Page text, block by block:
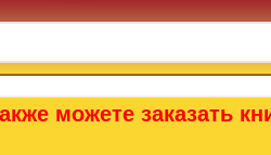
можете заказать